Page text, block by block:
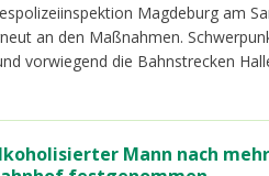
Magdeburg am
an den Maßnahmen.
vorwiegend die Bahnstrecken
Mann nach